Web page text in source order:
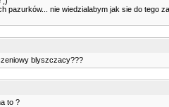
pazurków... nie wiedzialabym jak sie do tego
blyszczacy???
to ?